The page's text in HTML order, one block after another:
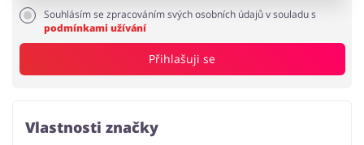
Souhlásím se zpracováním svých osobních údajů v souladu s
podmínkami užívání
Přihlašuji se
Vlastnosti značky